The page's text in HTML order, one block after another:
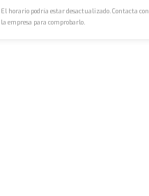
El horario podría estar desactualizado. Contacta con
la empresa para comprobarlo.